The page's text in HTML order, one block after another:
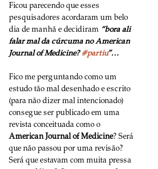
Ficou parecendo que esses
pesquisadores acordaram um belo
dia de manhã e decidiram “bora ali
falar mal da cúrcuma no American
Journal of Medicine? #partiu”…
Fico me perguntando como um
estudo tão mal desenhado e escrito
(para não dizer mal intencionado)
consegue ser publicado em uma
revista conceituada como o
American Journal of Medicine? Será
que não passou por uma revisão?
Será que estavam com muita pressa